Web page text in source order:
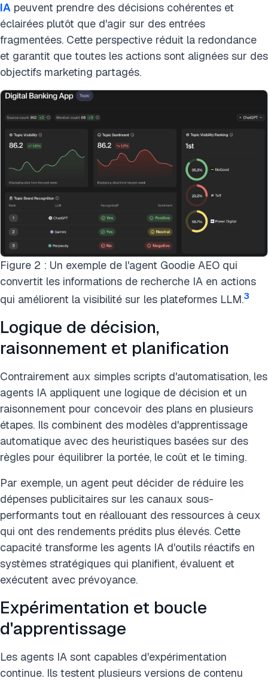
IA peuvent prendre des décisions cohérentes et
éclairées plutôt que d'agir sur des entrées
fragmentées. Cette perspective réduit la redondance
et garantit que toutes les actions sont alignées sur des
objectifs marketing partagés.
Figure 2 : Un exemple de l'agent Goodie AEO qui
convertit les informations de recherche IA en actions
qui améliorent la visibilité sur les plateformes LLM.3
Logique de décision,
raisonnement et planification
Contrairement aux simples scripts d'automatisation, les
agents IA appliquent une logique de décision et un
raisonnement pour concevoir des plans en plusieurs
étapes. Ils combinent des modèles d'apprentissage
automatique avec des heuristiques basées sur des
règles pour équilibrer la portée, le coût et le timing.
Par exemple, un agent peut décider de réduire les
dépenses publicitaires sur les canaux sous-
performants tout en réallouant des ressources à ceux
qui ont des rendements prédits plus élevés. Cette
capacité transforme les agents IA d'outils réactifs en
systèmes stratégiques qui planifient, évaluent et
exécutent avec prévoyance.
Expérimentation et boucle
d'apprentissage
Les agents IA sont capables d'expérimentation
continue. Ils testent plusieurs versions de contenu